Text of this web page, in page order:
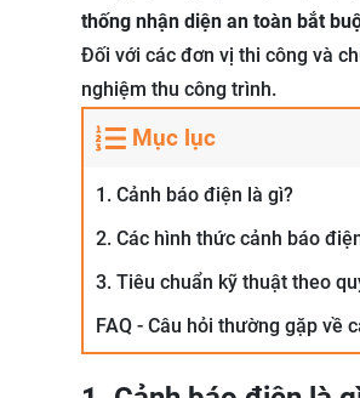
thống nhận diện an toàn bắt
Đối với các đơn vị thi công và
nghiệm thu công trình.
Mục lục
1. Cảnh báo điện là gì?
2. Các hình thức cảnh báo
3. Tiêu chuẩn kỹ thuật theo
FAQ - Câu hỏi thường gặp về